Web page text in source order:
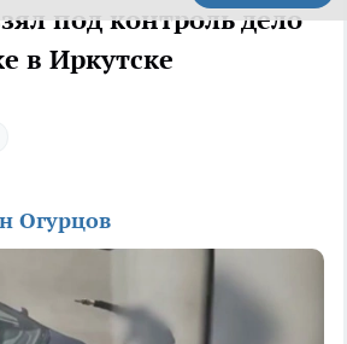
под контроль дело
в Иркутске
Огурцов